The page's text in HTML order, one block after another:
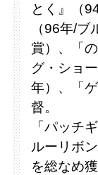
とく』（
（96年/
賞）、「
グ・ショ
年）、「
督。
「パッチ
ルーリボ
を総なめ